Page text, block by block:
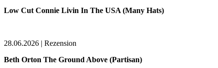
Low Cut Connie Livin In The USA (Many Hats)
28.06.2026 | Rezension
Beth Orton The Ground Above (Partisan)